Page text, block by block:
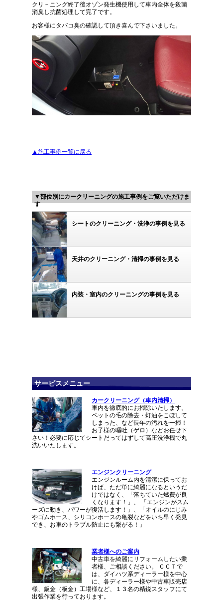
クリ－ニング終了後オゾン発生機使用して車内全体を殺菌
消臭し抗菌処理して完了です。
お客様にタバコ臭の確認して頂き喜んで下さいました。
▲施工事例一覧に戻る
▼部位別にカークリーニングの施工事例をご覧いただけま
す
シートのクリーニング・洗浄の事例を見る
天井のクリーニング・清掃の事例を見る
内装・室内のクリーニングの事例を見る
サービスメニュー
カークリーニング（車内清掃）
車内を徹底的にお掃除いたします。
ペットの毛の除去・灯油をこぼして
しまった、など長年の汚れを一掃！
お子様の嘔吐（ゲロ）などお任せ下
さい！必要に応じてシートだってはずして高圧洗浄機で丸
洗いいたします。
エンジンクリーニング
エンジンルーム内を清潔に保ってお
けば、ただ単に綺麗になるというだ
けではなく、「落ちていた燃費が良
くなります！」、 「エンジンがスム
ーズに動き、パワーが復活します！」、「オイルのにじみ
やゴムホース、シリコンホースの亀裂などをいち早く発見
でき、お車のトラブル防止にも繋がる！」
業者様へのご案内
中古車を綺麗にリフォームしたい業
者様、ご相談ください。 ＣＣＴで
は、ダイハツ系ディーラー様を中心
に、各ディーラー様や中古車販売店
様、鈑金（板金）工場様など、１３名の精鋭スタッフにて
出張作業を行っております。